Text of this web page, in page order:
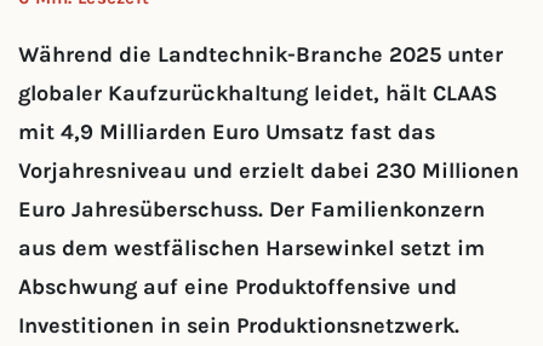
Während die Landtechnik-Branche 2025 unter
globaler Kaufzurückhaltung leidet, hält CLAAS
mit 4,9 Milliarden Euro Umsatz fast das
Vorjahresniveau und erzielt dabei 230 Millionen
Euro Jahresüberschuss. Der Familienkonzern
aus dem westfälischen Harsewinkel setzt im
Abschwung auf eine Produktoffensive und
Investitionen in sein Produktionsnetzwerk.